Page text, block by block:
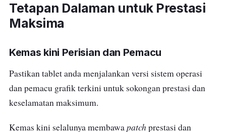
Tetapan Dalaman untuk Prestasi
Maksima
Kemas kini Perisian dan Pemacu
Pastikan tablet anda menjalankan versi sistem operasi
dan pemacu grafik terkini untuk sokongan prestasi dan
keselamatan maksimum.
Kemas kini selalunya membawapatch prestasi dan